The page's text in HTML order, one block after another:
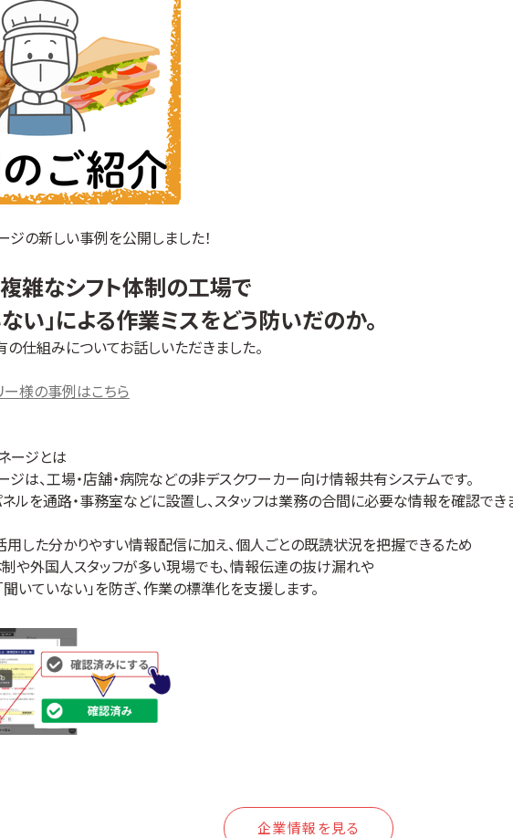
ジの新しい事例を公開しました！
雑なシフト体制の工場で
い」による作業ミスをどう防いだのか。
仕組みについてお話しいただきました。
様の事例はこちら
ージとは
ジは、工場・店舗・病院などの非デスクワーカー向け情報共有システムです。
ルを通路・事務室などに設置し、スタッフは業務の合間に必要な情報を確認でき
した分かりやすい情報配信に加え、個人ごとの既読状況を把握できるため
や外国人スタッフが多い現場でも、情報伝達の抜け漏れや
聞いていない」を防ぎ、作業の標準化を支援します。
企業情報を見る